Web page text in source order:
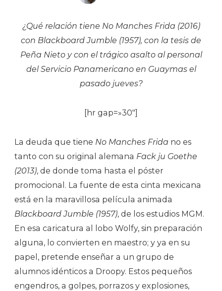
¿Qué relación tiene No Manches Frida (2016)
con Blackboard Jumble (1957), con la tesis de
Peña Nieto y con el trágico asalto al personal
del Servicio Panamericano en Guaymas el
pasado jueves?
[hr gap=»30″]
La deuda que tiene No Manches Frida no es
tanto con su original alemana Fack ju Goethe
(2013), de donde toma hasta el póster
promocional. La fuente de esta cinta mexicana
está en la maravillosa película animada
Blackboard Jumble (1957), de los estudios MGM.
En esa caricatura al lobo Wolfy, sin preparación
alguna, lo convierten en maestro; y ya en su
papel, pretende enseñar a un grupo de
alumnos idénticos a Droopy. Estos pequeños
engendros, a golpes, porrazos y explosiones,